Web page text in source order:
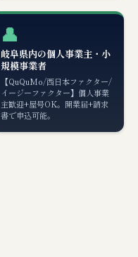
👤
岐阜県内の個人事業主・小
規模事業者
【QuQuMo/西日本ファクター/
イージーファクター】個人事業
主歓迎+屋号OK。開業届+請求
書で申込可能。